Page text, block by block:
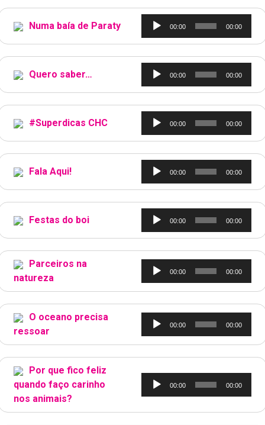
Numa baía de Paraty
Tocador
00:00 00:00
Quero saber…
Tocador
00:00 00:00
#Superdicas CHC
Tocador
00:00 00:00
Fala Aqui!
Tocador
00:00 00:00
Festas do boi
Tocador
00:00 00:00
Parceiros na
natureza
Tocador
áudio
00:00 00:00
O oceano precisa
ressoar
Tocador
áudio
00:00 00:00
Por que fico feliz
quando faço carinho
nos animais?
Tocador
00:00 00:00